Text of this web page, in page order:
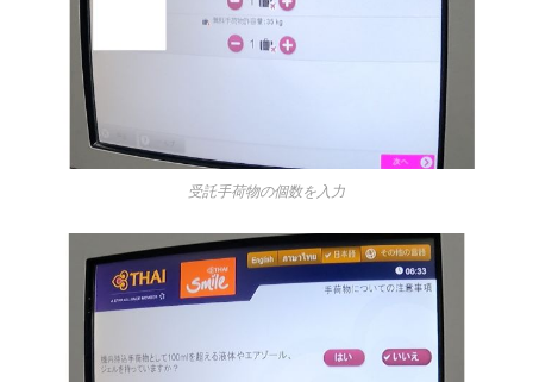
受託手荷物の個数を入力